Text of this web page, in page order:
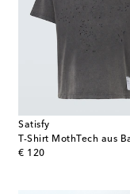
Satisfy
€ 120
original price